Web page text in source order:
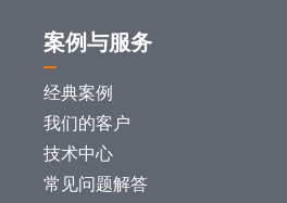
案例与服务
经典案例
我们的客户
技术中心
常见问题解答